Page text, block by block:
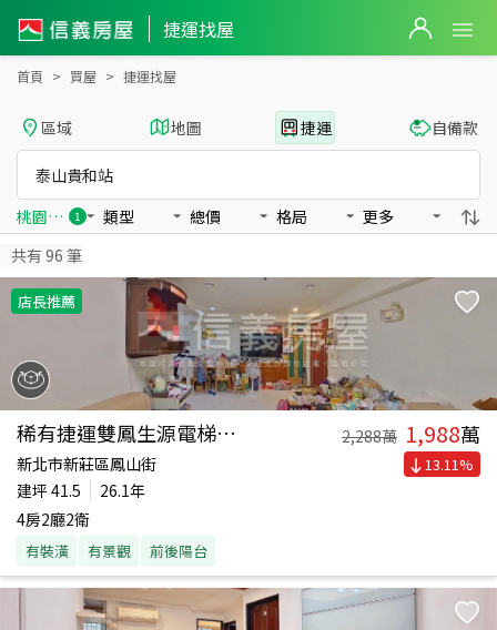
捷運找屋
泰山貴和站捷運找屋
首頁 買屋 捷運找屋
區域 地圖 捷運 自備款
泰山貴和站
桃園國際機場捷運
1 類型 總價 格局
更多
共有 96 筆
店長推薦
稀有捷運雙鳳生源電梯四房 2,288萬 1,988萬
新北市新莊區鳳山街
建坪 41.5
26.1年
4房2廳2衛
有裝潢 有景觀 前後陽台
13.11%